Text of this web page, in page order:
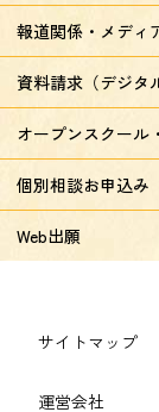
報道関係・メディ
資料請求（デジタ
オープンスクール
個別相談お申込み
Web出願
サイトマップ
運営会社